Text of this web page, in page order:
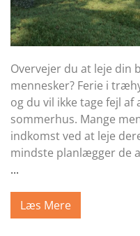
Overvejer du at leje
mennesker? Ferie i
og du vil ikke tage fejl
sommerhus. Mange
indkomst ved at leje
mindste planlægger de
...
Læs Mere